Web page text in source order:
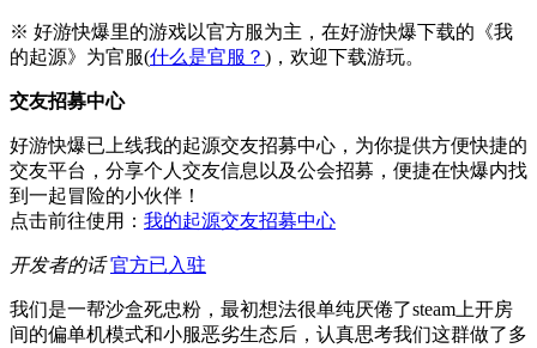
※ 好游快爆里的游戏以官方服为主，在好游快爆下载的《我
的起源》为官服(什么是官服？ )，欢迎下载游玩。
交友招募中心
好游快爆已上线我的起源交友招募中心，为你提供方便快捷的
交友平台，分享个人交友信息以及公会招募，便捷在快爆内找
到一起冒险的小伙伴！
点击前往使用： 我的起源交友招募中心
开发者的话 官方已入驻
我们是一帮沙盒死忠粉，最初想法很单纯厌倦了steam上开房
间的偏单机模式和小服恶劣生态后，认真思考我们这群做了多